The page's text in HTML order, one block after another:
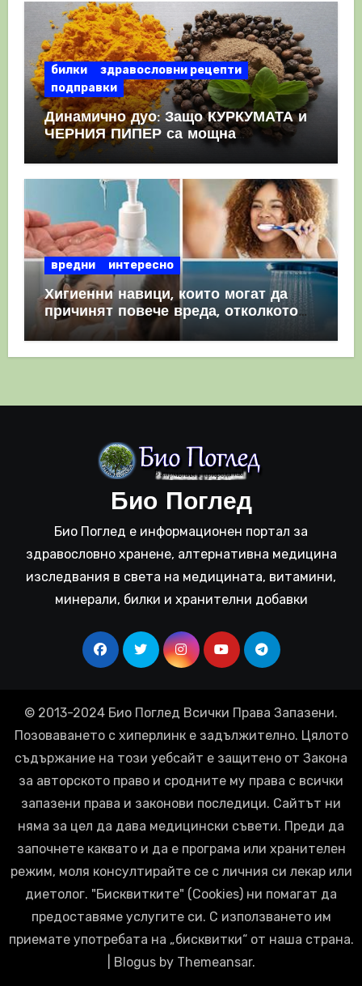
билки
здравословни рецепти
подправки
Динамично дуо: Защо КУРКУМАТА и
ЧЕРНИЯ ПИПЕР са мощна
комбинация
вредни интересно
Хигиенни навици, които могат да
причинят повече вреда, отколкото
полза
Био Поглед
Био Поглед е информационен портал за
здравословно хранене, алтернативна медицина
изследвания в света на медицината, витамини,
минерали, билки и хранителни добавки
© 2013-2024 Био Поглед Всички Права Запазени.
Позоваването с хиперлинк е задължително. Цялото
съдържание на този уебсайт е защитено от Закона
за авторското право и сродните му права с всички
запазени права и законови последици. Сайтът ни
няма за цел да дава медицински съвети. Преди да
започнете каквато и да е програма или хранителен
режим, моля консултирайте се с личния си лекар или
диетолог. "Бисквитките" (Cookies) ни помагат да
предоставяме услугите си. С използването им
приемате употребата на „бисквитки“ от наша страна.
Blogusby Themeansar.